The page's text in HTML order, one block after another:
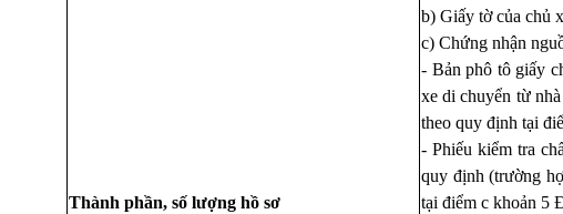
Thành phần, số lượng hồ sơ
b) Giấy tờ của chủ
c) Chứng nhận
- Bản phô tô giấy
xe di chuyển từ
theo quy định tại
- Phiếu kiểm tra
quy định (trường
tại điểm c khoản 5